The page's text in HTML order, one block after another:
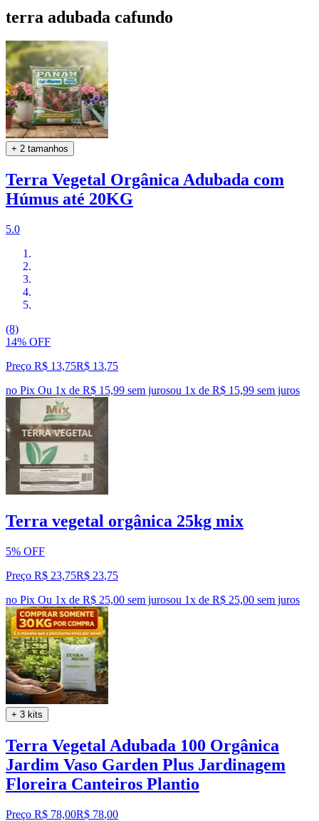
terra adubada cafundo
+ 2 tamanhos
Terra Vegetal Orgânica Adubada com
Húmus até 20KG
5.0
(8)
14% OFF
Preço R$ 13,75R$ 13,75
no Pix Ou 1x de R$ 15,99 sem jurosou 1x de R$ 15,99 sem juros
Terra vegetal orgânica 25kg mix
5% OFF
Preço R$ 23,75R$ 23,75
no Pix Ou 1x de R$ 25,00 sem jurosou 1x de R$ 25,00 sem juros
+ 3 kits
Terra Vegetal Adubada 100 Orgânica
Jardim Vaso Garden Plus Jardinagem
Floreira Canteiros Plantio
Preço R$ 78,00R$ 78,00